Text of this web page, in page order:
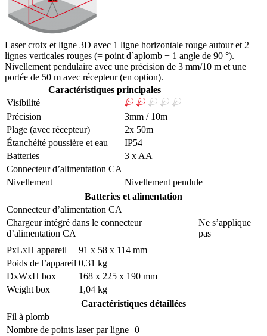
Laser croix et ligne 3D avec 1 ligne horizontale rouge autour et 2
lignes verticales rouges (= point d`aplomb + 1 angle de 90 °).
Nivellement pendulaire avec une précision de 3 mm/10 m et une
portée de 50 m avec récepteur (en option).
Caractéristiques principales
Visibilité
Précision
3mm / 10m
Plage (avec récepteur)
2x 50m
Étanchéité poussière et eau
IP54
Batteries
3 x AA
Connecteur d’alimentation CA
Nivellement
Nivellement pendule
Batteries et alimentation
Connecteur d’alimentation CA
Chargeur intégré dans le connecteur
d’alimentation CA
Ne s’applique
pas
PxLxH appareil
91 x 58 x 114 mm
Poids de l’appareil 0,31 kg
DxWxH box
168 x 225 x 190 mm
Weight box
1,04 kg
Caractéristiques détaillées
Fil à plomb
Nombre de points laser par ligne 0